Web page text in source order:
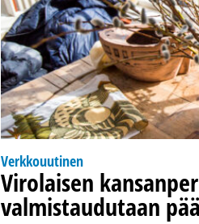
Verkkouutinen
Virolaisen
valmistaudutaan